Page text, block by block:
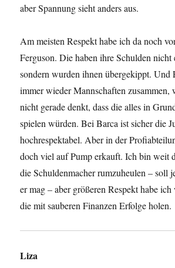
aber Spannung sieht anders aus.
Am meisten Respekt habe ich da noch
Ferguson. Die haben ihre Schulden nicht
sondern wurden ihnen übergekippt. Und
immer wieder Mannschaften zusammen,
nicht gerade denkt, dass die alles in
spielen würden. Bei Barca ist sicher die
hochrespektabel. Aber in der
doch viel auf Pump erkauft. Ich bin weit
die Schuldenmacher rumzuheulen – soll
er mag – aber größeren Respekt habe
die mit sauberen Finanzen Erfolge holen.
Liza